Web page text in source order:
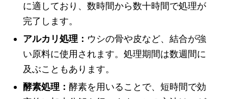
に適しており、数時間から数十時間で処理が
完了します。
アルカリ処理： ウシの骨や皮など、結合が強
い原料に使用されます。処理期間は数週間に
及ぶこともあります。
酵素処理： 酵素を用いることで、短時間で効